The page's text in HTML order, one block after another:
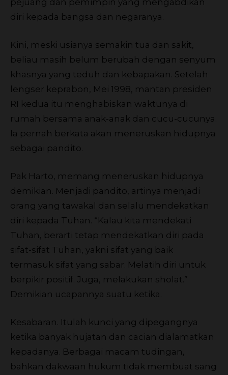
diri kepada bangsa dan negaranya.
Kini, meski usianya semakin tua dan sakit,
beliau masih belum berubah dengan senyum
khasnya yang teduh dan kebapakan. Setelah
lengser keprabon, Mei 1998, mantan presiden
RI kedua itu menghabiskan waktunya di
rumah bersama anak-anak dan cucu-cucunya.
Ia pernah berkata akan meneruskan hidupnya
sebagai pandito.
Pak Harto, memang meneruskan hidupnya
demikian. Menjadi pandito, artinya menjadi
orang yang tawakal dan selalu mendekatkan
diri kepada Tuhan. “Kalau kita mendekati
Tuhan, berarti tetap mendekatkan diri pada
sifat-sifat Tuhan, yakni sifat yang baik
termasuk sifat yang sabar. Melatih diri untuk
berpikir positif. Juga, melakukan sholat.”
Demikian ucapannya suatu ketika.
Kesabaran. Itulah kunci yang dipegangnya
ketika banyak hujatan dan cacian dialamatkan
kepadanya. Berbagai macam tudingan,
bahkan dakwaan hukum tidak membuat sang